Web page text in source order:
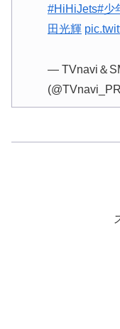
#HiHiJets#少
田光輝
— TVnavi＆